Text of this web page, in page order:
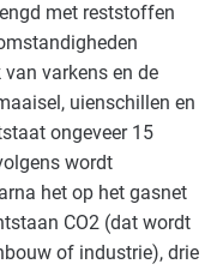
met reststoffen
varkens en de
uienschillen en
ongeveer 15
wordt
het op het gasnet
CO2 (dat wordt
of industrie), drie